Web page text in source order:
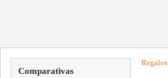
Comparativas
Regalos